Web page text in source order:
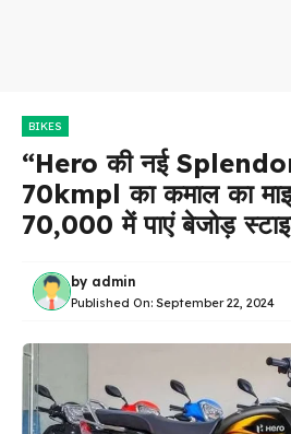
BIKES
“Hero की नई
70kmpl का कमाल का
₹70,000 में पाएं बेजोड़
by admin
Published On: September 22, 2024